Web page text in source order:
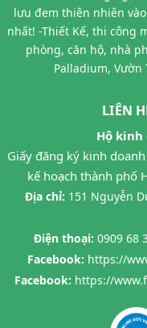
lưu đem thiên nhiên
nhất! -Thiết Kế, thi công
phòng, căn hộ, nhà
Palladium, Vườn
LIÊN
Hộ kinh
Giấy đăng ký kinh
kế hoạch thành phố
Địa chỉ: 151 Nguyễn
Điện thoại: 0909 68
Facebook: https://
Facebook: https://